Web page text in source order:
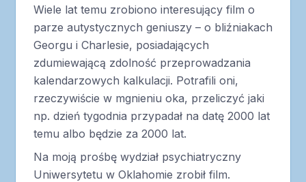
Wiele lat temu zrobiono interesujący film o
parze autystycznych geniuszy – o bliźniakach
Georgu i Charlesie, posiadających
zdumiewającą zdolność przeprowadzania
kalendarzowych kalkulacji. Potrafili oni,
rzeczywiście w mgnieniu oka, przeliczyć jaki
np. dzień tygodnia przypadał na datę 2000 lat
temu albo będzie za 2000 lat.
Na moją prośbę wydział psychiatryczny
Uniwersytetu w Oklahomie zrobił film.